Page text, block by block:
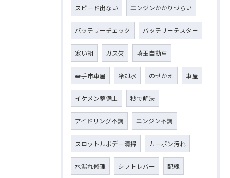
スピード出ない エンジンかかりづらい
バッテリーチェック バッテリーテスター
寒い朝 ガス欠 埼玉自動車
幸手市車屋 冷却水 のせかえ 車屋
イケメン整備士 秒で解決
アイドリング不調 エンジン不調
スロットルボデー清掃 カーボン汚れ
水漏れ修理 シフトレバー 配線